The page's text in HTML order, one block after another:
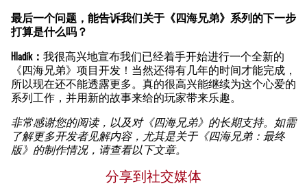
最后一个问题，能告诉我们关于《四海兄弟》系列的下一步
打算是什么吗？
Hladík： 我很高兴地宣布我们已经着手开始进行一个全新的
《四海兄弟》项目开发！当然还得有几年的时间才能完成，
所以现在还不能透露更多。真的很高兴能继续为这个心爱的
系列工作，并用新的故事来给的玩家带来乐趣。
非常感谢您的阅读，以及对《四海兄弟》的长期支持。如需
了解更多开发者见解内容，尤其是关于《四海兄弟：最终
版》的制作情况，请查看以下文章。
分享到社交媒体